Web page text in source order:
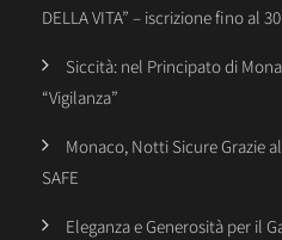
DELLA VITA” – iscrizione fino al
Siccità: nel Principato di
“Vigilanza”
Monaco, Notti Sicure Grazie
SAFE
Eleganza e Generosità per il